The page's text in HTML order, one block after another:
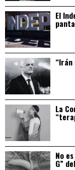
El
“Irán
La
No
G”